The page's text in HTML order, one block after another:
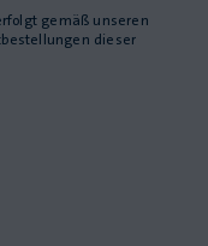
gemäß unseren
dieser